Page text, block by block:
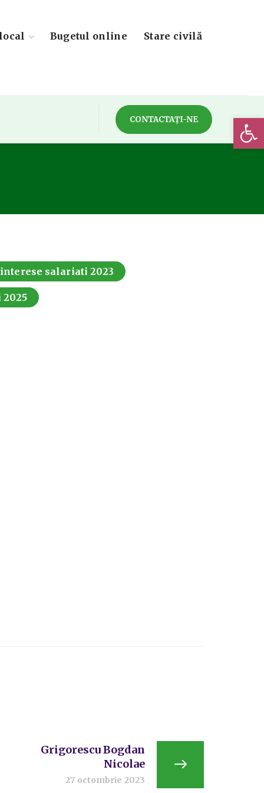
Bugetul online Stare civilă
CONTACTAȚI-NE
salariati 2023
Grigorescu Bogdan
Nicolae
27 octombrie 2023